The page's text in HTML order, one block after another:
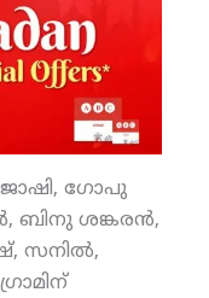
ഗോപു
ബിനു ശങ്കരന്‍,
സനില്‍,